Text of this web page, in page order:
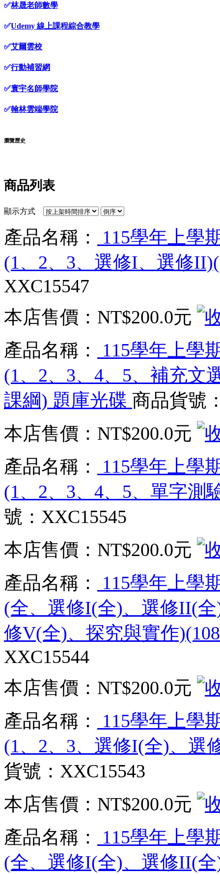
✅林晟老師數學
✅Udemy 線上課程綜合教學
✅艾爾雲校
✅行動補習網
✅寰宇名師學院
✅翰林雲端學院
瀏覽歷史
商品列表
顯示方式
產品名稱：
115學年上學
(1、2、3、選修I、選修
XXC15547
本店售價： NT$200.0元
產品名稱：
115學年上學
(1、2、3、4、5、補充文
課綱) 題庫光碟 商品貨號
本店售價： NT$200.0元
產品名稱：
115學年上學
(1、2、3、4、5、單字測
號：XXC15545
本店售價： NT$200.0元
產品名稱：
115學年上學
(全、選修I(全)、選修II(
修V(全)、探究與實作
XXC15544
本店售價： NT$200.0元
產品名稱：
115學年上學
(1、2、3、選修I(全)、選
貨號：XXC15543
本店售價： NT$200.0元
產品名稱：
115學年上學
(全、選修I(全)、選修II(